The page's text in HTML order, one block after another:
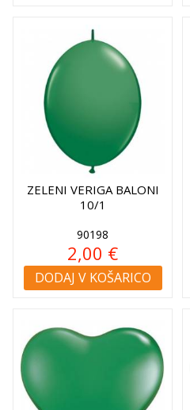
ZELENI VERIGA BALONI
10/1
90198
2,00 €
DODAJ V KOŠARICO